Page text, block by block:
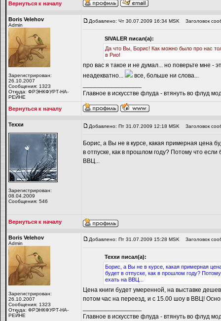
Вернуться к началу
Boris Velehov
Admin
Зарегистрирован:
26.10.2007
Сообщения: 1323
Откуда: ФРЭНКФУРТ-НА-
РЕЙНЕ
Добавлено: Чт 30.07.2009 16:34 MSK Заголовок
SIVALER писал(а):
Да что Вы, Борис! Как можно было про нас
в Рио!
про вас я такое и не думал... но поверьте мне -
неадекватно...
все, больше ни слова...
Главное в искусстве флуда - втянуть во флуд
Вернуться к началу
Теххи
Зарегистрирован:
08.04.2009
Сообщения: 546
Добавлено: Пт 31.07.2009 12:18 MSK Заголовок
Борис, а Вы не в курсе, какая примерная цена
в отпуске, как в прошлом году? Потому что
ВВЦ...
Вернуться к началу
Boris Velehov
Admin
Зарегистрирован:
26.10.2007
Сообщения: 1323
Откуда: ФРЭНКФУРТ-НА-
РЕЙНЕ
Добавлено: Пт 31.07.2009 15:28 MSK Заголовок
Теххи писал(а):
Борис, а Вы не в курсе, какая примерная
будет в отпуске, как в прошлом году?
ехать на ВВЦ...
Цена книги будет умеренной, на выставке
потом час на переезд, и с 15.00 шоу в ВВЦ!
Главное в искусстве флуда - втянуть во флуд